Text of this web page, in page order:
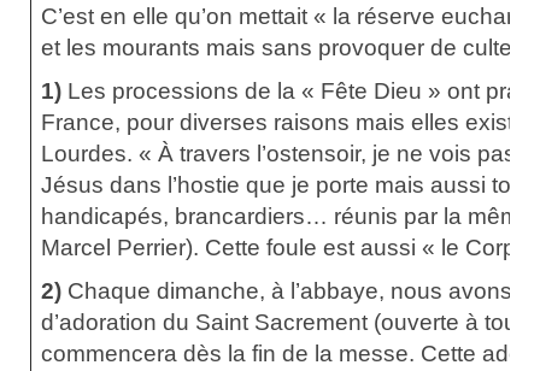
C’est en elle qu’on mettait « la réserve
et les mourants mais sans provoquer de culte
1) Les processions de la « Fête Dieu » ont
France, pour diverses raisons mais elles
Lourdes. « À travers l’ostensoir, je ne vois pas
Jésus dans l’hostie que je porte mais aussi
handicapés, brancardiers… réunis par la même
Marcel Perrier). Cette foule est aussi « le Corps
2) Chaque dimanche, à l’abbaye, nous avons
d’adoration du Saint Sacrement (ouverte à
commencera dès la fin de la messe. Cette